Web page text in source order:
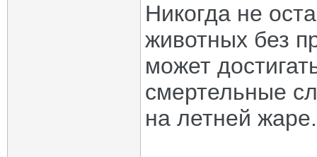
Никогда не
животных без
может
смертельные
на летней жаре.